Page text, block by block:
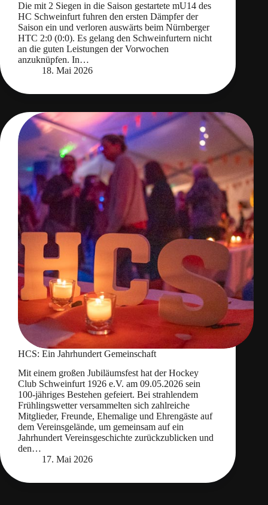
Die mit 2 Siegen in die Saison gestartete mU14 des
HC Schweinfurt fuhren den ersten Dämpfer der
Saison ein und verloren auswärts beim Nürnberger
HTC 2:0 (0:0). Es gelang den Schweinfurtern nicht
an die guten Leistungen der Vorwochen
anzuknüpfen. In…
18. Mai 2026
HCS: Ein Jahrhundert Gemeinschaft
Mit einem großen Jubiläumsfest hat der Hockey
Club Schweinfurt 1926 e.V. am 09.05.2026 sein
100‑jähriges Bestehen gefeiert. Bei strahlendem
Frühlingswetter versammelten sich zahlreiche
Mitglieder, Freunde, Ehemalige und Ehrengäste auf
dem Vereinsgelände, um gemeinsam auf ein
Jahrhundert Vereinsgeschichte zurückzublicken und
den…
17. Mai 2026